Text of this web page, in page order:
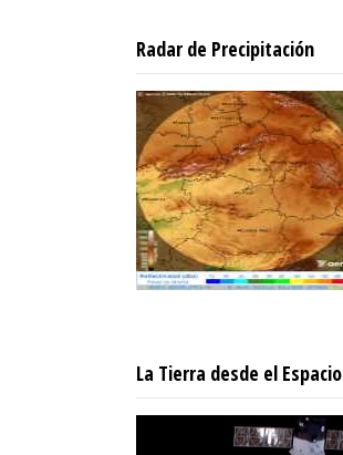
Radar de Precipitación
La Tierra desde el Espacio